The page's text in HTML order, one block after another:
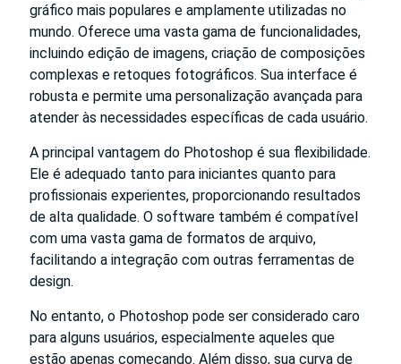
gráfico mais populares e amplamente utilizadas no
mundo. Oferece uma vasta gama de funcionalidades,
incluindo edição de imagens, criação de composições
complexas e retoques fotográficos. Sua interface é
robusta e permite uma personalização avançada para
atender às necessidades específicas de cada usuário.
A principal vantagem do Photoshop é sua flexibilidade.
Ele é adequado tanto para iniciantes quanto para
profissionais experientes, proporcionando resultados
de alta qualidade. O software também é compatível
com uma vasta gama de formatos de arquivo,
facilitando a integração com outras ferramentas de
design.
No entanto, o Photoshop pode ser considerado caro
para alguns usuários, especialmente aqueles que
estão apenas começando. Além disso, sua curva de